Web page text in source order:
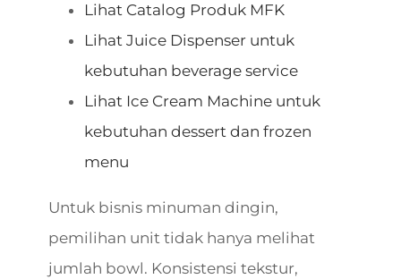
Lihat Catalog Produk MFK
Lihat Juice Dispenser untuk
kebutuhan beverage service
Lihat Ice Cream Machine untuk
kebutuhan dessert dan frozen
menu
Untuk bisnis minuman dingin,
pemilihan unit tidak hanya melihat
jumlah bowl. Konsistensi tekstur,